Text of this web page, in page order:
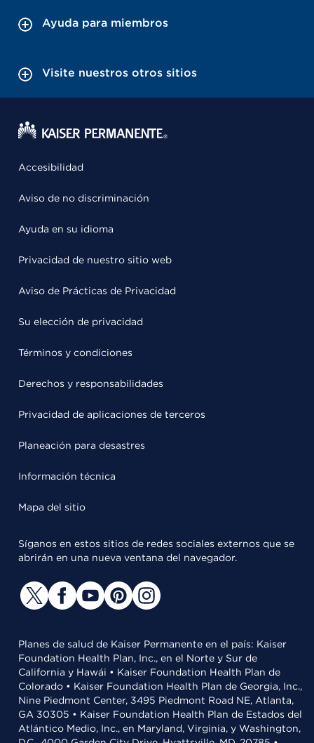
Ayuda para miembros
Visite nuestros otros sitios
Accesibilidad
Aviso de no discriminación
Ayuda en su idioma
Privacidad de nuestro sitio web
Aviso de Prácticas de Privacidad
Su elección de privacidad
Términos y condiciones
Derechos y responsabilidades
Privacidad de aplicaciones de terceros
Planeación para desastres
Información técnica
Mapa del sitio
Síganos en estos sitios de redes sociales externos que se
abrirán en una nueva ventana del navegador.
Planes de salud de Kaiser Permanente en el país: Kaiser
Foundation Health Plan, Inc., en el Norte y Sur de
California y Hawái • Kaiser Foundation Health Plan de
Colorado • Kaiser Foundation Health Plan de Georgia, Inc.,
Nine Piedmont Center, 3495 Piedmont Road NE, Atlanta,
GA 30305 • Kaiser Foundation Health Plan de Estados del
Atlántico Medio, Inc., en Maryland, Virginia, y Washington,